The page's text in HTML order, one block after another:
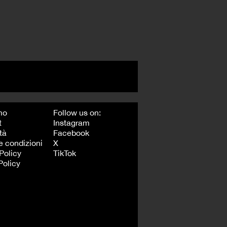
condizioni
Follow us on:
Instagram
Facebook
X
TikTok